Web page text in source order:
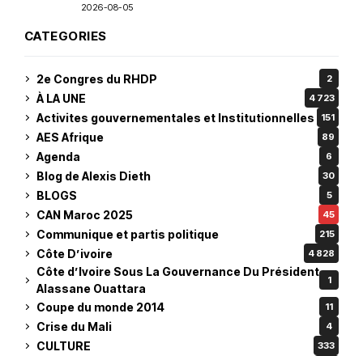
2026-08-05
CATEGORIES
2e Congres du RHDP 2
À LA UNE 4 723
Activites gouvernementales et Institutionnelles 151
AES Afrique 89
Agenda 6
Blog de Alexis Dieth 30
BLOGS 5
CAN Maroc 2025 45
Communique et partis politique 215
Côte D’ivoire 4 828
Côte d’Ivoire Sous La Gouvernance Du Président
Alassane Ouattara
1
Coupe du monde 2014 11
Crise du Mali 4
CULTURE 333